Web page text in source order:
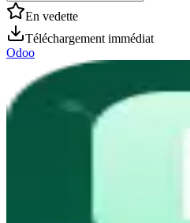
En vedette
Téléchargement immédiat
Odoo